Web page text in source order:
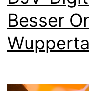
Besser